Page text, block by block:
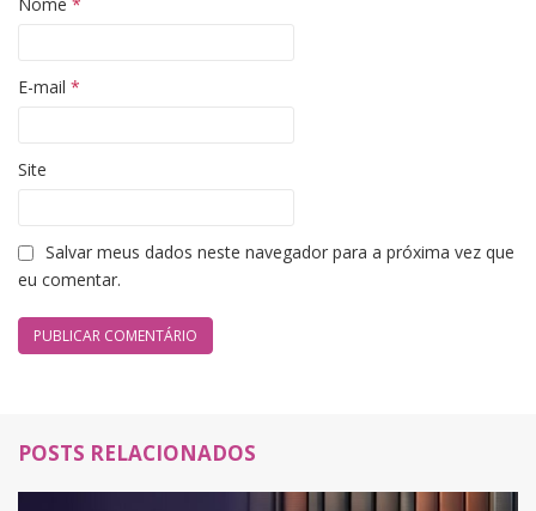
E-mail *
Site
Salvar meus dados neste navegador para a próxima vez que
eu comentar.
POSTS RELACIONADOS